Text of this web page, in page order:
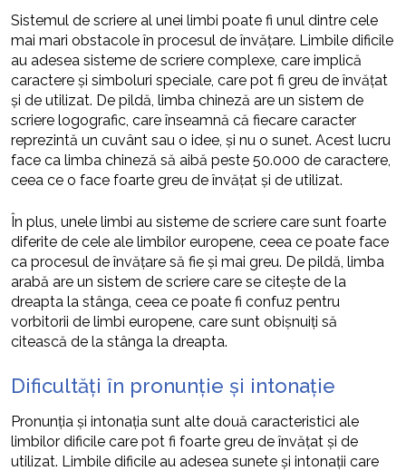
Sistemul de scriere al unei limbi poate fi unul dintre cele
mai mari obstacole în procesul de învățare. Limbile dificile
au adesea sisteme de scriere complexe, care implică
caractere și simboluri speciale, care pot fi greu de învățat
și de utilizat. De pildă, limba chineză are un sistem de
scriere logografic, care înseamnă că fiecare caracter
reprezintă un cuvânt sau o idee, și nu o sunet. Acest lucru
face ca limba chineză să aibă peste 50.000 de caractere,
ceea ce o face foarte greu de învățat și de utilizat.
În plus, unele limbi au sisteme de scriere care sunt foarte
diferite de cele ale limbilor europene, ceea ce poate face
ca procesul de învățare să fie și mai greu. De pildă, limba
arabă are un sistem de scriere care se citește de la
dreapta la stânga, ceea ce poate fi confuz pentru
vorbitorii de limbi europene, care sunt obișnuiți să
citească de la stânga la dreapta.
Dificultăți în pronunție și intonație
Pronunția și intonația sunt alte două caracteristici ale
limbilor dificile care pot fi foarte greu de învățat și de
utilizat. Limbile dificile au adesea sunete și intonații care